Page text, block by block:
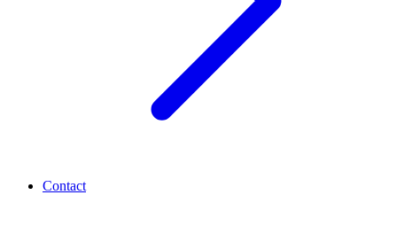
Contact